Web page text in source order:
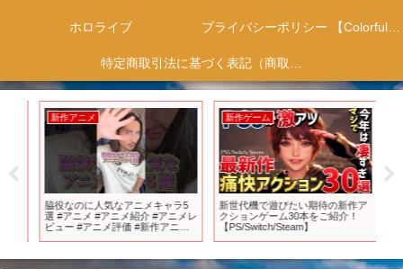
ホロライブ プライバシーポリシー 【Colorful Creation】
特定商取引法に基づく表記（商取引に関する開示）
新作アニメ
脇役なのに人気なアニメキャラ5
選 #アニメ #アニメ紹介 #アニメレ
ビュー #アニメ評価 #新作アニメ #
新作ゲーム
新世代機で遊びたい期待の新作ア
クションゲーム30本をご紹介！
【PS/Switch/Steam】